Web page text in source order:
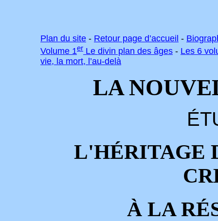
Plan du site - Retour page d’accueil -
Volume 1er Le divin plan des âges - Les 6
vie, la mort, l’au-delà
LA
L'HÉRITAGE
À LA